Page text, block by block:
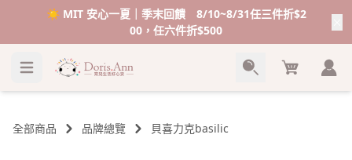
☀️ MIT 安心一夏｜季末回饋 8/10~8/31任三件折$2
00，任六件折$500
Cart
全部商品 品牌總覽 貝喜力克basilic